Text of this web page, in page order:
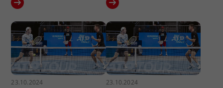
23.10.2024 23.10.2024